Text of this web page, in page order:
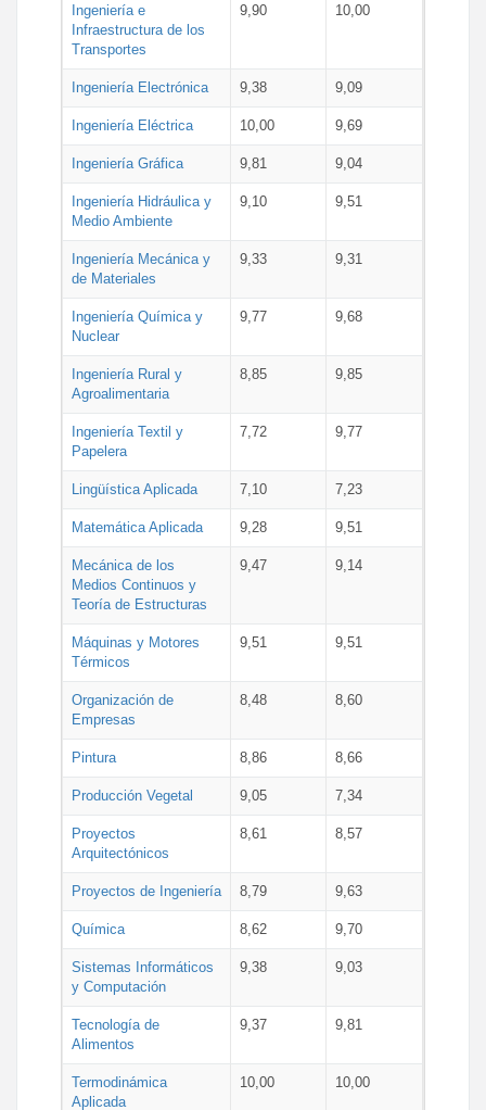
Ingeniería e
Infraestructura de los
Transportes
9,90 10,00
Ingeniería Electrónica 9,38 9,09
Ingeniería Eléctrica 10,00 9,69
Ingeniería Gráfica 9,81 9,04
Ingeniería Hidráulica y
Medio Ambiente
9,10 9,51
Ingeniería Mecánica y
de Materiales
9,33 9,31
Ingeniería Química y
Nuclear
9,77 9,68
Ingeniería Rural y
Agroalimentaria
8,85 9,85
Ingeniería Textil y
Papelera
7,72 9,77
Lingüística Aplicada 7,10 7,23
Matemática Aplicada 9,28 9,51
Mecánica de los
Medios Continuos y
Teoría de Estructuras
9,47 9,14
Máquinas y Motores
Térmicos
9,51 9,51
Organización de
Empresas
8,48 8,60
Pintura 8,86 8,66
Producción Vegetal 9,05 7,34
Proyectos
Arquitectónicos
8,61 8,57
Proyectos de Ingeniería 8,79 9,63
Química 8,62 9,70
Sistemas Informáticos
y Computación
9,38 9,03
Tecnología de
Alimentos
9,37 9,81
Termodinámica
Aplicada
10,00 10,00